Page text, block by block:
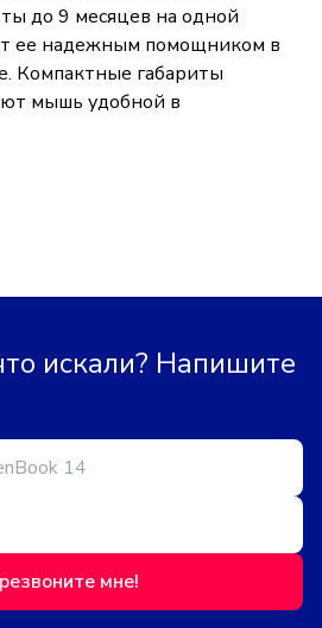
до 9 месяцев на одной
ее надежным помощником в
Компактные габариты
мышь удобной в
искали? Напишите
мне!